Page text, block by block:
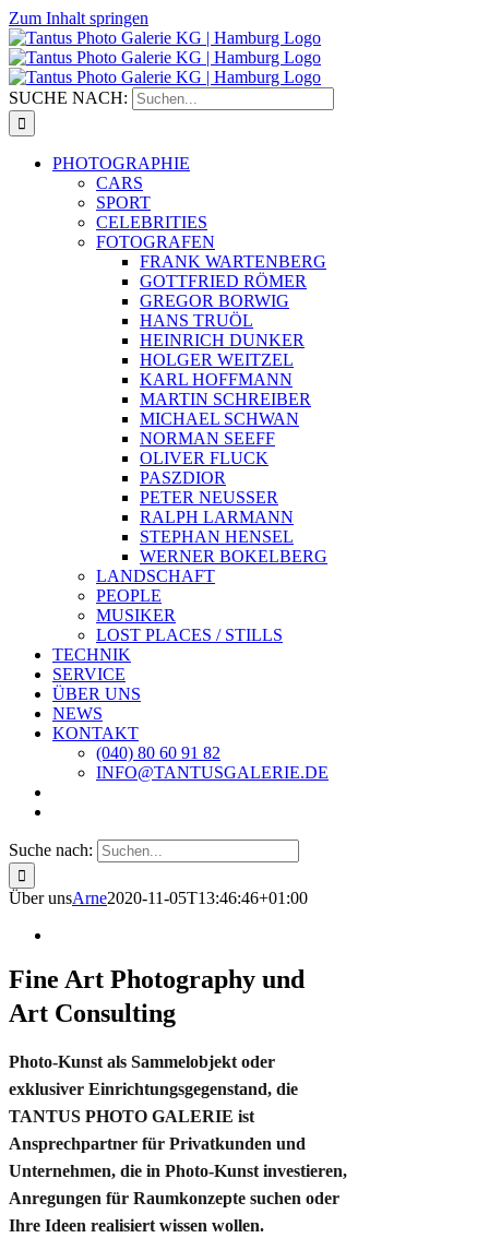
Zum Inhalt springen
SUCHE NACH:
PHOTOGRAPHIE
CARS
SPORT
CELEBRITIES
FOTOGRAFEN
FRANK WARTENBERG
GOTTFRIED RÖMER
GREGOR BORWIG
HANS TRUÖL
HEINRICH DUNKER
HOLGER WEITZEL
KARL HOFFMANN
MARTIN SCHREIBER
MICHAEL SCHWAN
NORMAN SEEFF
OLIVER FLUCK
PASZDIOR
PETER NEUSSER
RALPH LARMANN
STEPHAN HENSEL
WERNER BOKELBERG
LANDSCHAFT
PEOPLE
MUSIKER
LOST PLACES / STILLS
TECHNIK
SERVICE
ÜBER UNS
NEWS
KONTAKT
(040) 80 60 91 82
INFO@TANTUSGALERIE.DE
Suche nach:
Über unsArne2020-11-05T13:46:46+01:00
Fine Art Photography und
Art Consulting
Photo-Kunst als Sammelobjekt oder
exklusiver Einrichtungsgegenstand, die
TANTUS PHOTO GALERIE ist
Ansprechpartner für Privatkunden und
Unternehmen, die in Photo-Kunst investieren,
Anregungen für Raumkonzepte suchen oder
Ihre Ideen realisiert wissen wollen.